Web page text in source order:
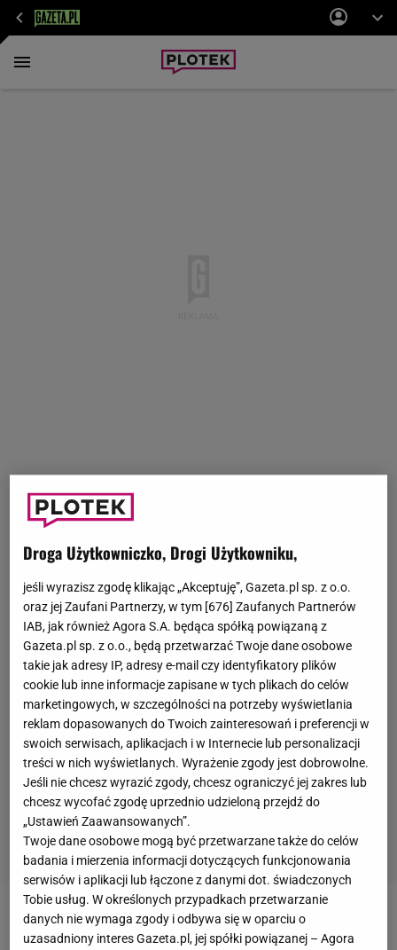
PAKISTAN
Droga Użytkowniczko, Drogi Użytkowniku,
jeśli wyrazisz zgodę klikając „Akceptuję”, Gazeta.pl sp. z o.o.
oraz jej Zaufani Partnerzy, w tym [676] Zaufanych Partnerów
IAB, jak również Agora S.A. będąca spółką powiązaną z
Gazeta.pl sp. z o.o., będą przetwarzać Twoje dane osobowe
takie jak adresy IP, adresy e-mail czy identyfikatory plików
cookie lub inne informacje zapisane w tych plikach do celów
marketingowych, w szczególności na potrzeby wyświetlania
reklam dopasowanych do Twoich zainteresowań i preferencji w
swoich serwisach, aplikacjach i w Internecie lub personalizacji
treści w nich wyświetlanych. Wyrażenie zgody jest dobrowolne.
Jeśli nie chcesz wyrazić zgody, chcesz ograniczyć jej zakres lub
chcesz wycofać zgodę uprzednio udzieloną przejdź do
„Ustawień Zaawansowanych”.
Twoje dane osobowe mogą być przetwarzane także do celów
badania i mierzenia informacji dotyczących funkcjonowania
serwisów i aplikacji lub łączone z danymi dot. świadczonych
Tobie usług. W określonych przypadkach przetwarzanie
danych nie wymaga zgody i odbywa się w oparciu o
uzasadniony interes Gazeta.pl, jej spółki powiązanej – Agora